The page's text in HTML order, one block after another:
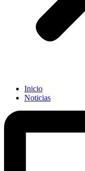
Inicio
Noticias